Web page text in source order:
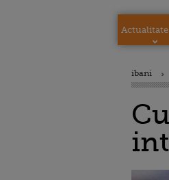
Actualitate
ibani